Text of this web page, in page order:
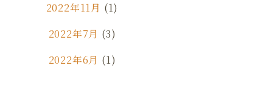
2022年11月 (1)
2022年7月 (3)
2022年6月 (1)